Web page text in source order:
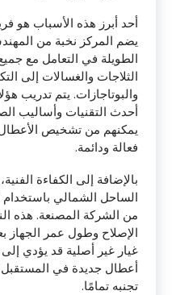
أحد أبرز هذه الأسباب هو
يضم المركز نخبة من
الطويلة في التعامل مع
الثلاجات والغسالات إلى
والبوتاجازات. يتم تدريب
أحدث التقنيات وأساليب
يمكنهم من تشخيص
فعالة ودائمة.
بالإضافة إلى الكفاءة
الساحل الشمالي باستخدام
من الشركة المصنعة. هذه
الإصلاح وطول عمر الجهاز
غيار غير أصلية قد يؤدي
أعطال جديدة في
تجنبه تمامًا.